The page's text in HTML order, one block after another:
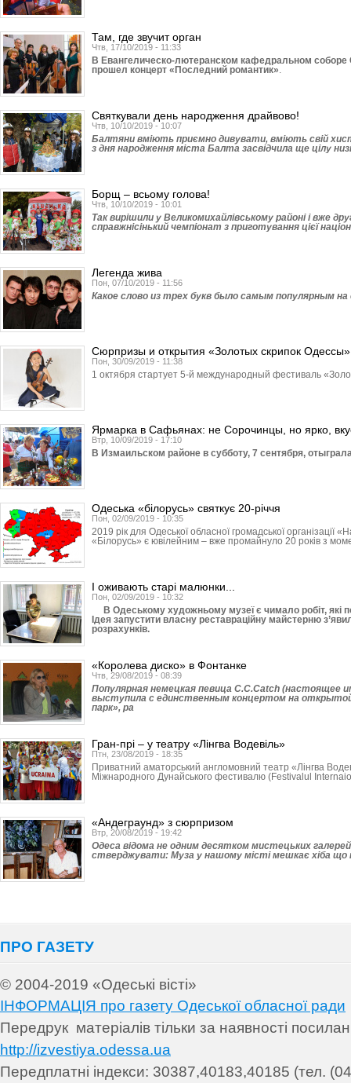
Там, где звучит орган
Чтв, 17/10/2019 - 11:33
В Евангелическо-лютеранском кафедральном соборе
прошел концерт «Последний романтик».
Святкували день народження драйвово!
Чтв, 10/10/2019 - 10:07
Балтяни вміють приємно дивувати, вміють свій
з дня народження міста Балта засвідчила ще цілу
Борщ – всьому голова!
Чтв, 10/10/2019 - 10:01
Так вирішили у Великомихай­лівському районі і вже
справжнісінький чемпіонат з приготування цієї
Легенда жива
Пон, 07/10/2019 - 11:56
Какое слово из трех букв было самым популярным
Сюрпризы и открытия «Золотых скрипок Одессы»
Пон, 30/09/2019 - 11:38
1 октября стартует 5-й международный фестиваль
Ярмарка в Сафьянах: не Сорочинцы, но ярко,
Втр, 10/09/2019 - 17:10
В Измаильском районе в субботу, 7 сентября,
Одеська «білорусь» святкує 20-річчя
Пон, 02/09/2019 - 10:35
2019 рік для Одеської обласної громадської організації
«Білорусь» є ювілейним – вже промайнуло 20 років з
І оживають старі малюнки...
Пон, 02/09/2019 - 10:32
В Одеському художньому музеї є чимало робіт, які
Ідея запустити власну реставраційну майстерню
розрахунків.
«Королева диско» в Фонтанке
Чтв, 29/08/2019 - 08:39
Популярная немецкая певица C.C.Catch (настоящее
выступила с единственным концертом на
парк», ра
Гран-прі – у театру «Лінгва Водевіль»
Птн, 23/08/2019 - 18:35
Приватний аматорський англомовний театр «Лінгва
Міжнародного Дунайського фестивалю (Festivalul
«Андеграунд» з сюрпризом
Втр, 20/08/2019 - 19:42
Одеса відома не одним десятком мистецьких
стверджувати: Муза у нашому місті мешкає хіба що
ПРО ГАЗЕТУ
© 2004-2019 «Одеські вісті»
ІНФОРМАЦІЯ про газету Одеської обласної ради
Передрук матеріалів тільки за наявності
http://izvestiya.odessa.ua
Передплатні індекси: 30387,40183,40185 (тел.